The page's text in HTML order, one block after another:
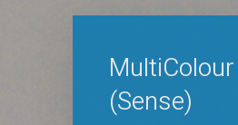
(Sense)